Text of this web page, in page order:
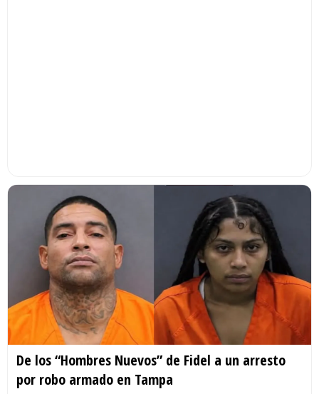
De los “Hombres Nuevos” de Fidel a un arresto
por robo armado en Tampa